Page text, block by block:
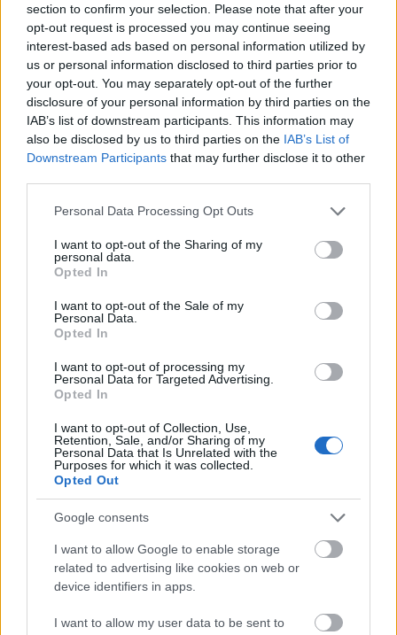
section to confirm your selection. Please note that after your
opt-out request is processed you may continue seeing
interest-based ads based on personal information utilized by
us or personal information disclosed to third parties prior to
your opt-out. You may separately opt-out of the further
disclosure of your personal information by third parties on the
IAB’s list of downstream participants. This information may
also be disclosed by us to third parties on the IAB’s List of
Downstream Participants that may further disclose it to other
Please note that this website/app uses one or more Google
not limited to your visit or usage behaviour. You may click to
grant or deny consent to Google and its third-party tags to
use your data for below specified purposes in below Google
consent section.
Personal Data Processing Opt Outs
I want to opt-out of the Sharing of my
personal data.
Opted In
I want to opt-out of the Sale of my
Personal Data.
Opted In
I want to opt-out of processing my
Personal Data for Targeted Advertising.
Opted In
I want to opt-out of Collection, Use,
Retention, Sale, and/or Sharing of my
Personal Data that Is Unrelated with the
Purposes for which it was collected.
Opted Out
Google consents
I want to allow Google to enable storage
related to advertising like cookies on web or
device identifiers in apps.
I want to allow my user data to be sent to
Kéthónapos a Tisza-kormány: íme a mérleg!
ELEMZÉSEK 2026. júl. 21.
Uniós források: íme a teendők, amelyek a
pénzek érkezéséhez még szükségesek
ELEMZÉSEK 2026. júl. 20.
Minden idők legjövedelmezőbbje és